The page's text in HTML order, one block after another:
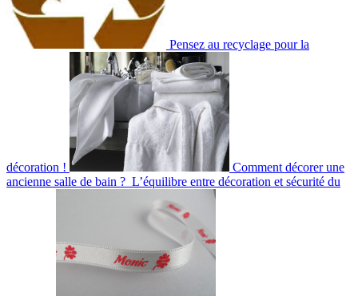
Pensez au recyclage pour la
décoration !
Comment décorer une
ancienne salle de bain ? L’équilibre entre décoration et sécurité du